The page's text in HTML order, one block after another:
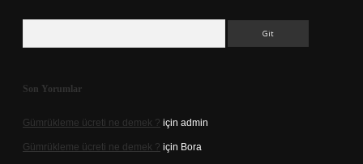
Son Yorumlar
Gümrükleme ücreti ne demek ? için admin
Gümrükleme ücreti ne demek ? için Bora